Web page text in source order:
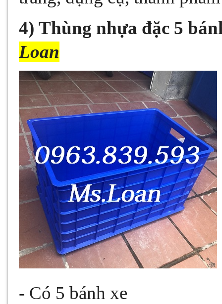
4)Thùng nhựa đặc 5
Loan
- Có 5 bánh xe